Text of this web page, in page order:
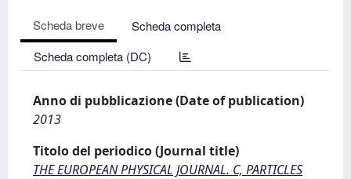
Scheda breve
Scheda completa
Scheda completa (DC)
Anno di pubblicazione (Date of publication)
2013
Titolo del periodico (Journal title)
THE EUROPEAN PHYSICAL JOURNAL. C, PARTICLES